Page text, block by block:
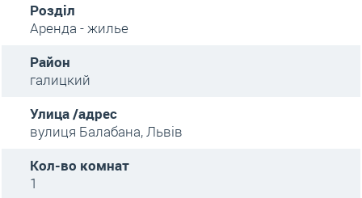
Розділ
Аренда - жилье
Район
галицкий
Улица /адрес
вулиця Балабана, Львів
Кол-во комнат
1